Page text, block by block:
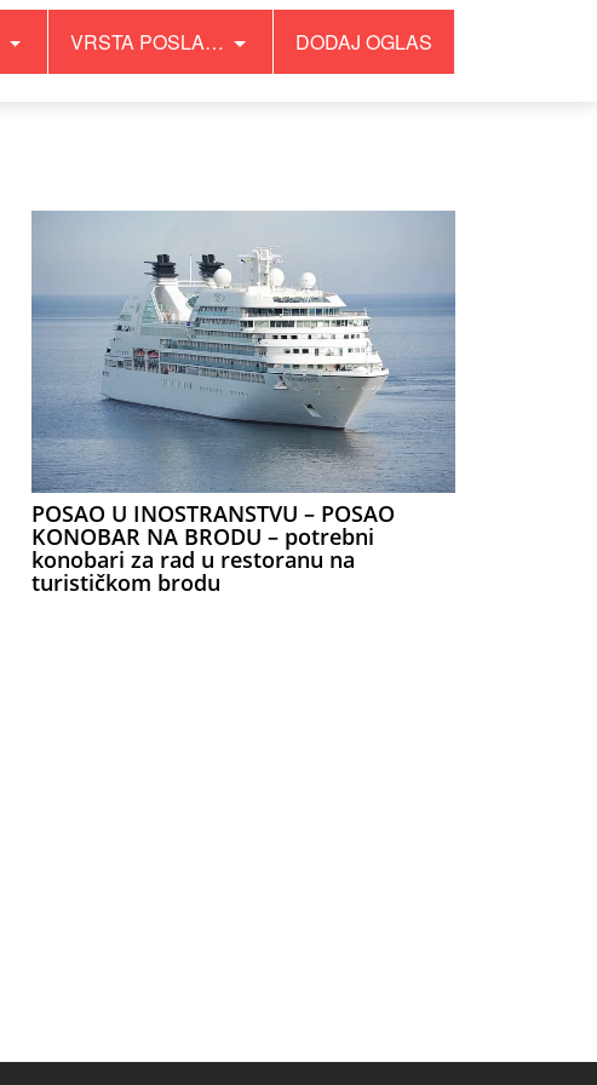
VRSTA POSLA… DODAJ OGLAS
POSAO U INOSTRANSTVU – POSAO
KONOBAR NA BRODU – potrebni
konobari za rad u restoranu na
turističkom brodu